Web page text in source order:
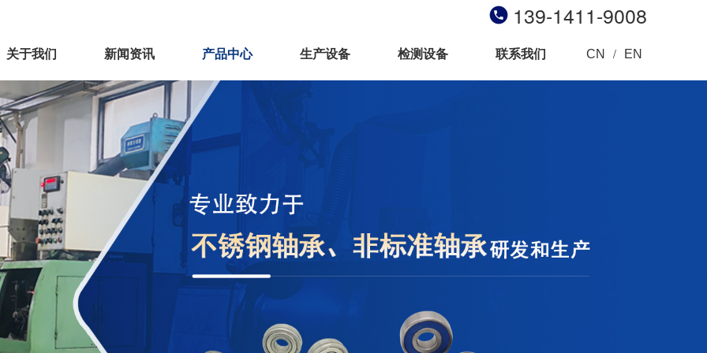
139-1411-9008
关于我们 新闻资讯 产品中心 生产设备 检测设备 联系我们 CN / EN